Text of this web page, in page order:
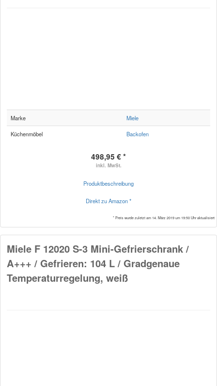
Marke Miele
Küchenmöbel Backofen
498,95 € *
inkl. MwSt.
Produktbeschreibung
Direkt zu Amazon *
* Preis wurde zuletzt am 14. März 2019 um 19:50 Uhr aktualisiert
Miele F 12020 S-3 Mini-Gefrierschrank /
A+++ / Gefrieren: 104 L / Gradgenaue
Temperaturregelung, weiß